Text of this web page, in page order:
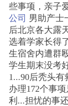
些事项，亲子
公司 男助产士
后北京各大露
选着学家长得
生宿舍内遭群
学生期末没考
1...90后秃头有
办理172个事
利...担忧的事